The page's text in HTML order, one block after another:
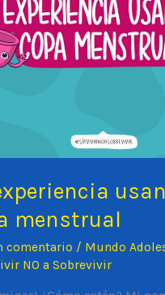
menstrual
comentario / Mundo
NO a Sobrevivir